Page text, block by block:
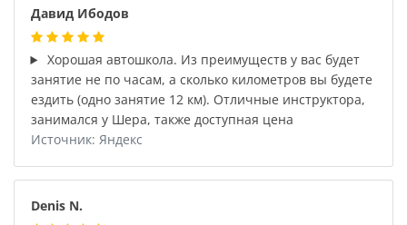
Давид Ибодов
Хорошая автошкола. Из преимуществ у вас будет
занятие не по часам, а сколько километров вы будете
ездить (одно занятие 12 км). Отличные инструктора,
занимался у Шера, также доступная цена
Источник: Яндекс
Denis N.